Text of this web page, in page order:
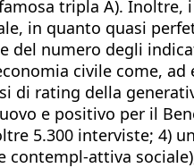
tripla A). Inoltre,
in quanto quasi
numero degli
civile come,
di rating della
e positivo per il
5.300 interviste; 4)
attiva